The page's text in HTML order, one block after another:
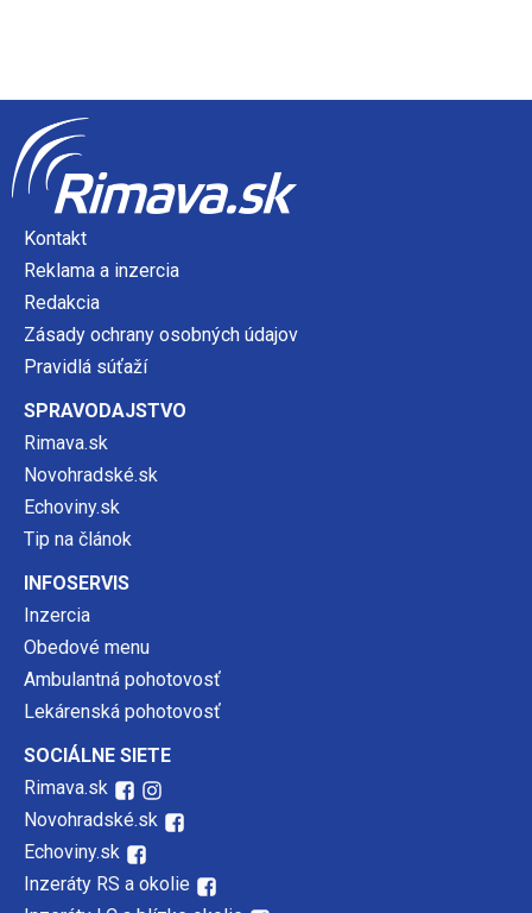
Kontakt
Reklama a inzercia
Redakcia
Zásady ochrany osobných údajov
Pravidlá súťaží
SPRAVODAJSTVO
Rimava.sk
Novohradské.sk
Echoviny.sk
Tip na článok
INFOSERVIS
Inzercia
Obedové menu
Ambulantná pohotovosť
Lekárenská pohotovosť
SOCIÁLNE SIETE
Rimava.sk
Novohradské.sk
Echoviny.sk
Inzeráty RS a okolie